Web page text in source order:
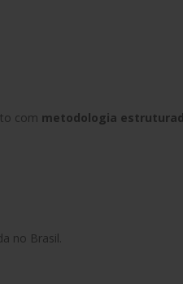
com metodologia
no Brasil.